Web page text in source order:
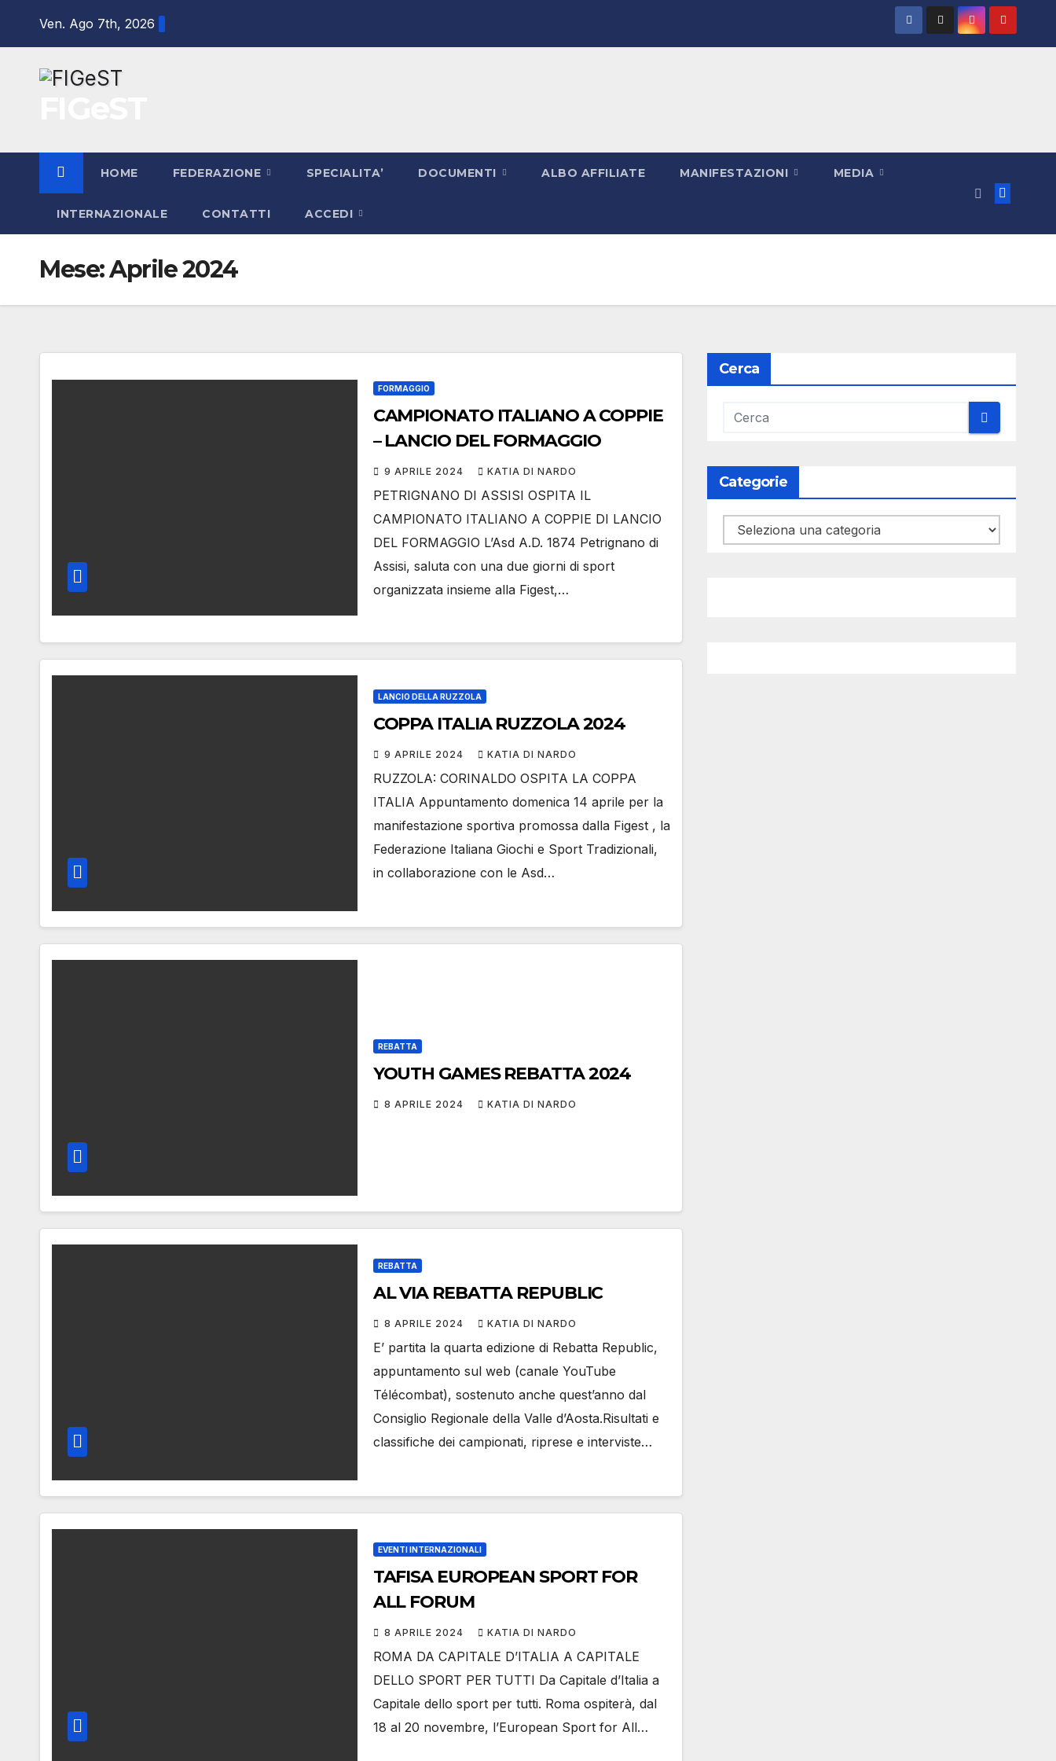
Ven. Ago 7th, 2026
HOME FEDERAZIONE SPECIALITA’ DOCUMENTI ALBO AFFILIATE MANIFESTAZIONI MEDIA
INTERNAZIONALE CONTATTI ACCEDI
Mese:Aprile 2024
FORMAGGIO
CAMPIONATO ITALIANO A COPPIE
– LANCIO DEL FORMAGGIO
9 APRILE 2024 KATIA DI NARDO
PETRIGNANO DI ASSISI OSPITA IL
CAMPIONATO ITALIANO A COPPIE DI LANCIO
DEL FORMAGGIO L’Asd A.D. 1874 Petrignano di
Assisi, saluta con una due giorni di sport
organizzata insieme alla Figest,…
LANCIO DELLA RUZZOLA
COPPA ITALIA RUZZOLA 2024
9 APRILE 2024 KATIA DI NARDO
RUZZOLA: CORINALDO OSPITA LA COPPA
ITALIA Appuntamento domenica 14 aprile per la
manifestazione sportiva promossa dalla Figest , la
Federazione Italiana Giochi e Sport Tradizionali,
in collaborazione con le Asd…
REBATTA
YOUTH GAMES REBATTA 2024
8 APRILE 2024 KATIA DI NARDO
REBATTA
AL VIA REBATTA REPUBLIC
8 APRILE 2024 KATIA DI NARDO
E’ partita la quarta edizione di Rebatta Republic,
appuntamento sul web (canale YouTube
Télécombat), sostenuto anche quest’anno dal
Consiglio Regionale della Valle d’Aosta.Risultati e
classifiche dei campionati, riprese e interviste…
EVENTI INTERNAZIONALI
TAFISA EUROPEAN SPORT FOR
ALL FORUM
8 APRILE 2024 KATIA DI NARDO
ROMA DA CAPITALE D’ITALIA A CAPITALE
DELLO SPORT PER TUTTI Da Capitale d’Italia a
Capitale dello sport per tutti. Roma ospiterà, dal
18 al 20 novembre, l’European Sport for All…
Cerca
Categorie
Categorie